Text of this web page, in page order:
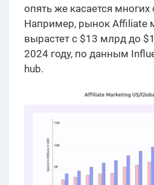
опять же касается
Например, рынок Affiliate
вырастет с $13 млрд до
2024 году, по данным
hub.